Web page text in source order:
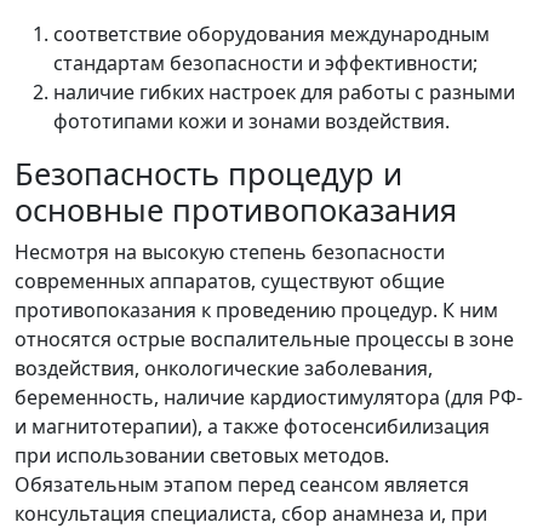
соответствие оборудования международным
стандартам безопасности и эффективности;
наличие гибких настроек для работы с разными
фототипами кожи и зонами воздействия.
Безопасность процедур и
основные противопоказания
Несмотря на высокую степень безопасности
современных аппаратов, существуют общие
противопоказания к проведению процедур. К ним
относятся острые воспалительные процессы в зоне
воздействия, онкологические заболевания,
беременность, наличие кардиостимулятора (для РФ-
и магнитотерапии), а также фотосенсибилизация
при использовании световых методов.
Обязательным этапом перед сеансом является
консультация специалиста, сбор анамнеза и, при